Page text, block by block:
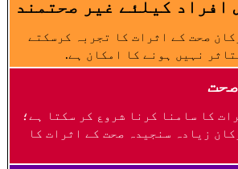
افراد کیلئے غیر صحتمند
صحت کے اثرات کا تجربہ کرسکتے
نہیں ہونے کا امکان ہے.
کا سامنا کرنا شروع کر سکتا ہے؛
زیادہ سنجیدہ صحت کے اثرات کا